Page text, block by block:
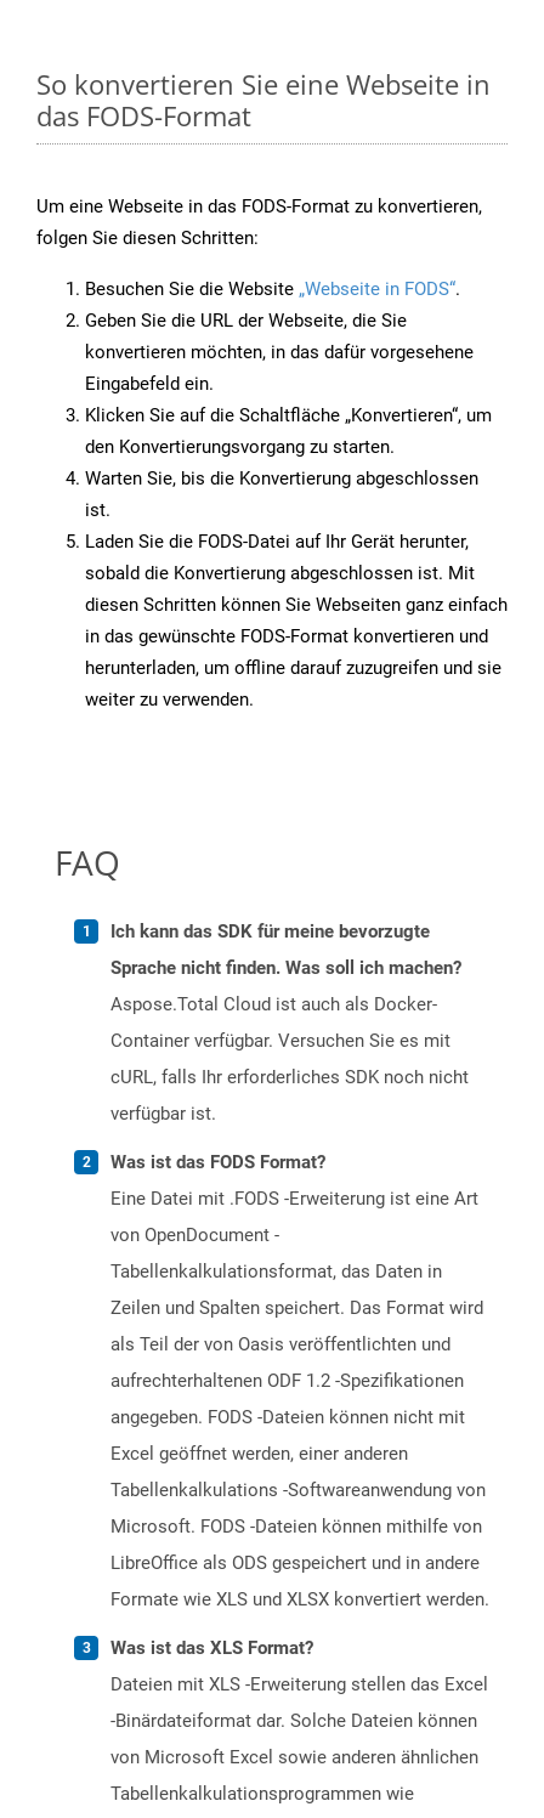
So konvertieren Sie eine Webseite in
das FODS-Format
Um eine Webseite in das FODS-Format zu konvertieren,
folgen Sie diesen Schritten:
Besuchen Sie die Website „Webseite in FODS“.
Geben Sie die URL der Webseite, die Sie
konvertieren möchten, in das dafür vorgesehene
Eingabefeld ein.
Klicken Sie auf die Schaltfläche „Konvertieren“, um
den Konvertierungsvorgang zu starten.
Warten Sie, bis die Konvertierung abgeschlossen
ist.
Laden Sie die FODS-Datei auf Ihr Gerät herunter,
sobald die Konvertierung abgeschlossen ist. Mit
diesen Schritten können Sie Webseiten ganz einfach
in das gewünschte FODS-Format konvertieren und
herunterladen, um offline darauf zuzugreifen und sie
weiter zu verwenden.
FAQ
Ich kann das SDK für meine bevorzugte
Sprache nicht finden. Was soll ich machen?
Aspose.Total Cloud ist auch als Docker-
Container verfügbar. Versuchen Sie es mit
cURL, falls Ihr erforderliches SDK noch nicht
verfügbar ist.
Was ist das FODS Format?
Eine Datei mit .FODS -Erweiterung ist eine Art
von OpenDocument -
Tabellenkalkulationsformat, das Daten in
Zeilen und Spalten speichert. Das Format wird
als Teil der von Oasis veröffentlichten und
aufrechterhaltenen ODF 1.2 -Spezifikationen
angegeben. FODS -Dateien können nicht mit
Excel geöffnet werden, einer anderen
Tabellenkalkulations -Softwareanwendung von
Microsoft. FODS -Dateien können mithilfe von
LibreOffice als ODS gespeichert und in andere
Formate wie XLS und XLSX konvertiert werden.
Was ist das XLS Format?
Dateien mit XLS -Erweiterung stellen das Excel
-Binärdateiformat dar. Solche Dateien können
von Microsoft Excel sowie anderen ähnlichen
Tabellenkalkulationsprogrammen wie